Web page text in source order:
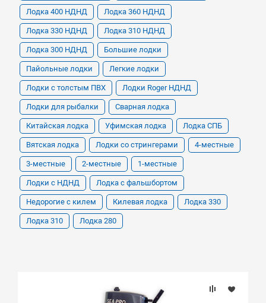
Лодка 400 НДНД Лодка 360 НДНД
Лодка 330 НДНД Лодка 310 НДНД
Лодка 300 НДНД Большие лодки
Пайольные лодки Легкие лодки
Лодки с толстым ПВХ Лодки Roger НДНД
Лодки для рыбалки Сварная лодка
Китайская лодка Уфимская лодка Лодка СПБ
Вятская лодка Лодки со стрингерами 4-местные
3-местные 2-местные 1-местные
Лодки с НДНД Лодка с фальшбортом
Недорогие с килем Килевая лодка Лодка 330
Лодка 310 Лодка 280